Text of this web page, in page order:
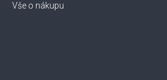
Vše o nákupu